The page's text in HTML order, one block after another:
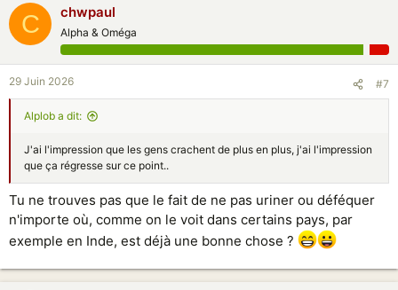
C chwpaul
Alpha & Oméga
29 Juin 2026 #7
Alplob a dit:
J'ai l'impression que les gens crachent de plus en plus, j'ai l'impression
que ça régresse sur ce point..
Tu ne trouves pas que le fait de ne pas uriner ou déféquer
n'importe où, comme on le voit dans certains pays, par
exemple en Inde, est déjà une bonne chose ?